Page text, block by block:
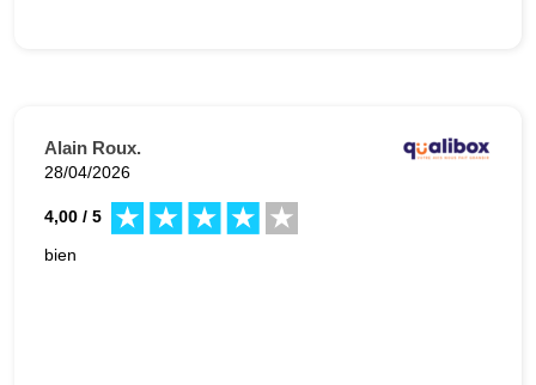
Alain Roux.
28/04/2026
4,00 / 5
bien